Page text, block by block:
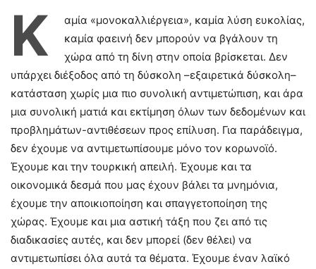
Κ
αμία «μονοκαλλιέργεια», καμία λύση ευκολίας,
καμία φαεινή δεν μπορούν να βγάλουν τη
χώρα από τη δίνη στην οποία βρίσκεται. Δεν
υπάρχει διέξοδος από τη δύσκολη –εξαιρετικά δύσκολη–
κατάσταση χωρίς μια πιο συνολική αντιμετώπιση, και άρα
μια συνολική ματιά και εκτίμηση όλων των δεδομένων και
προβλημάτων-αντιθέσεων προς επίλυση. Για παράδειγμα,
δεν έχουμε να αντιμετωπίσουμε μόνο τον κορωνοϊό.
Έχουμε και την τουρκική απειλή. Έχουμε και τα
οικονομικά δεσμά που μας έχουν βάλει τα μνημόνια,
έχουμε την αποικιοποίηση και σπαγγετοποίηση της
χώρας. Έχουμε και μια αστική τάξη που ζει από τις
διαδικασίες αυτές, και δεν μπορεί (δεν θέλει) να
αντιμετωπίσει όλα αυτά τα θέματα. Έχουμε έναν λαϊκό